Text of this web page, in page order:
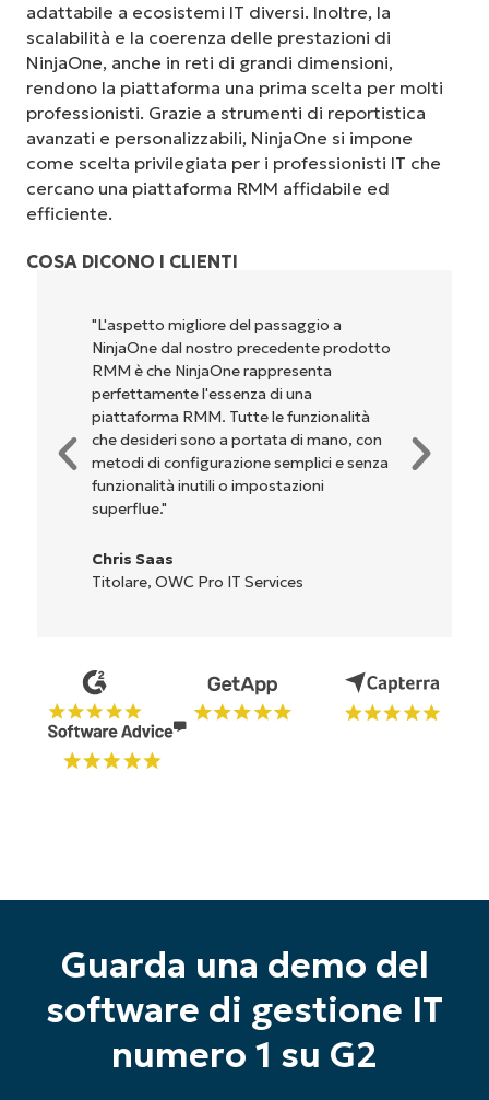
adattabile a ecosistemi IT diversi. Inoltre, la
scalabilità e la coerenza delle prestazioni di
NinjaOne, anche in reti di grandi dimensioni,
rendono la piattaforma una prima scelta per molti
professionisti. Grazie a strumenti di reportistica
avanzati e personalizzabili, NinjaOne si impone
come scelta privilegiata per i professionisti IT che
cercano una piattaforma RMM affidabile ed
efficiente.
COSA DICONO I CLIENTI
"L'aspetto migliore del passaggio a
NinjaOne dal nostro precedente prodotto
RMM è che NinjaOne rappresenta
perfettamente l'essenza di una
piattaforma RMM. Tutte le funzionalità
che desideri sono a portata di mano, con
metodi di configurazione semplici e senza
funzionalità inutili o impostazioni
superflue."
Chris Saas
Titolare, OWC Pro IT Services
Guarda una demo del
software di gestione IT
numero 1 su G2
Inizia la tua prova di 14 giorni
Nessuna carta di credito richiesta, accesso